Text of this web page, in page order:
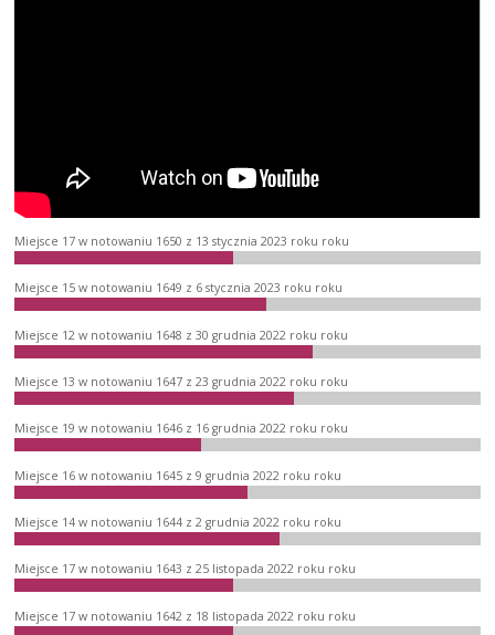
Miejsce 17 w notowaniu 1650 z 13 stycznia 2023 roku roku
Miejsce 15 w notowaniu 1649 z 6 stycznia 2023 roku roku
Miejsce 12 w notowaniu 1648 z 30 grudnia 2022 roku roku
Miejsce 13 w notowaniu 1647 z 23 grudnia 2022 roku roku
Miejsce 19 w notowaniu 1646 z 16 grudnia 2022 roku roku
Miejsce 16 w notowaniu 1645 z 9 grudnia 2022 roku roku
Miejsce 14 w notowaniu 1644 z 2 grudnia 2022 roku roku
Miejsce 17 w notowaniu 1643 z 25 listopada 2022 roku roku
Miejsce 17 w notowaniu 1642 z 18 listopada 2022 roku roku